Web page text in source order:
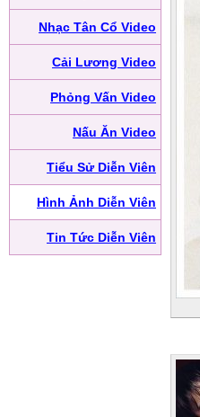
Nhạc Tân Cổ Video
Cải Lương Video
Phỏng Vấn Video
Nấu Ăn Video
Tiểu Sử Diễn Viên
Hình Ảnh Diễn Viên
Tin Tức Diễn Viên